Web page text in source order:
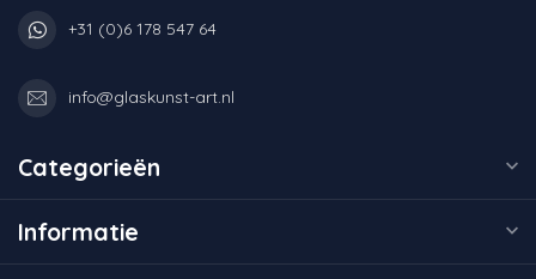
+31 (0)6 178 547 64
info@glaskunst-art.nl
Categorieën
Informatie